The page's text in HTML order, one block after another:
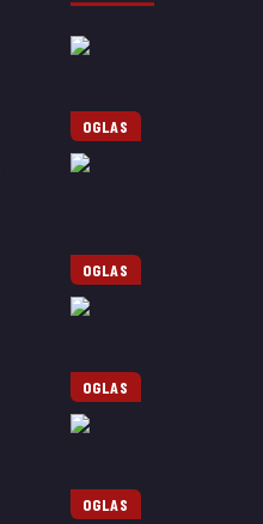
OGLAS
OGLAS
OGLAS
OGLAS